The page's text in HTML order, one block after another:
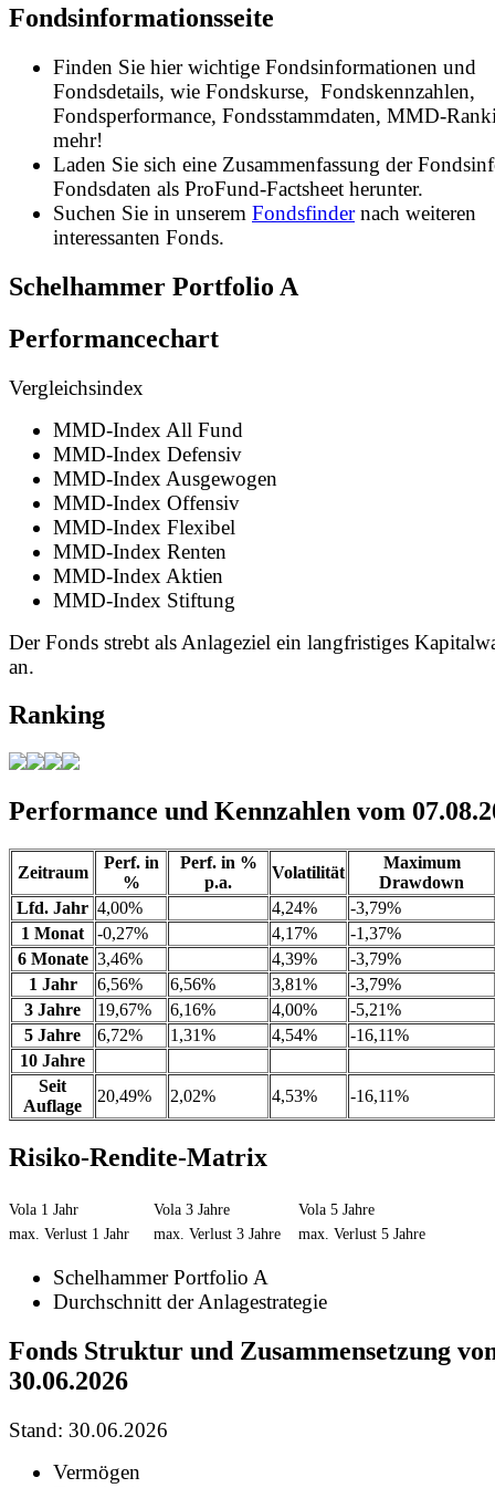
Fondsinformationsseite
Finden Sie hier wichtige Fondsinformationen und
Fondsdetails, wie Fondskurse, Fondskennzahlen,
Fondsperformance, Fondsstammdaten, MMD-
mehr!
Laden Sie sich eine Zusammenfassung der
Fondsdaten als ProFund-Factsheet herunter.
Suchen Sie in unserem Fondsfindernach weiteren
interessanten Fonds.
Schelhammer Portfolio A
Performancechart
Vergleichsindex
MMD-Index All Fund
MMD-Index Defensiv
MMD-Index Ausgewogen
MMD-Index Offensiv
MMD-Index Flexibel
MMD-Index Renten
MMD-Index Aktien
MMD-Index Stiftung
Der Fonds strebt als Anlageziel ein langfristiges
an.
Ranking
Performance und Kennzahlen vom
Zeitraum
Perf. in
%
Perf. in %
p.a.
Volatilität
Maximum
Drawdown
Lfd. Jahr 4,00% 4,24%
-3,79%
1 Monat
-0,27% 4,17%
-1,37%
6 Monate 3,46% 4,39%
-3,79%
1 Jahr
6,56% 6,56% 3,81%
-3,79%
3 Jahre
19,67% 6,16% 4,00%
-5,21%
5 Jahre
6,72% 1,31% 4,54%
-16,11%
10 Jahre
Seit
Auflage
20,49% 2,02% 4,53% -16,11%
Risiko-Rendite-Matrix
Vola 1 Jahr Vola 3 Jahre
Vola 5 Jahre
max. Verlust 1 Jahr
max. Verlust 3 Jahre max. Verlust 5 Jahre
Schelhammer Portfolio A
Durchschnitt der Anlagestrategie
Fonds Struktur und Zusammensetzung
30.06.2026
Stand: 30.06.2026
Vermögen